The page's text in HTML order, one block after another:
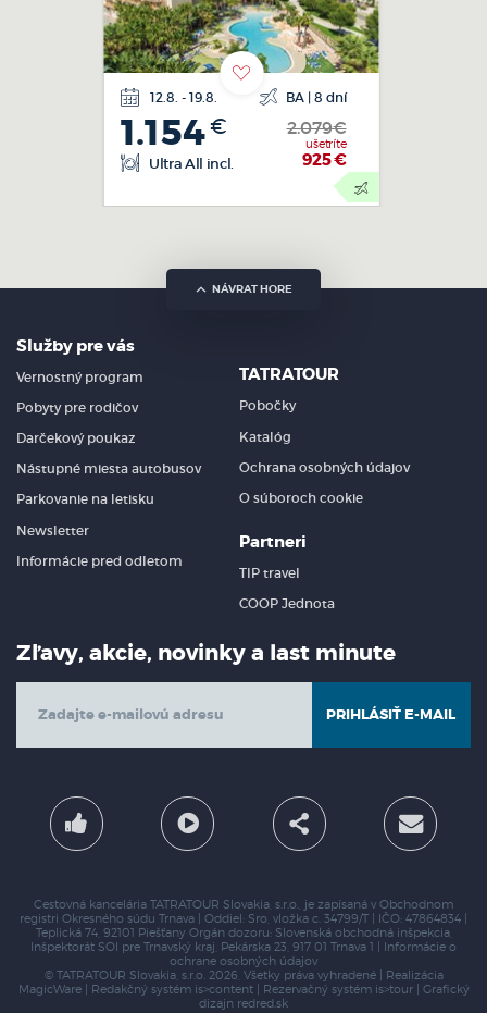
12.8. - 19.8.
1.154€ 2.079€
ušetríte
925€
Ultra All incl.
letecká
doprava
BA | 8 dní
NÁVRAT HORE
Služby pre vás
Vernostný program
Pobyty pre rodičov
Darčekový poukaz
Nástupné miesta autobusov
Parkovanie na letisku
Newsletter
Informácie pred odletom
TATRATOUR
Pobočky
Katalóg
Ochrana osobných údajov
O súboroch cookie
Partneri
TIP travel
COOP Jednota
Zľavy, akcie, novinky a last minute
PRIHLÁSIŤ E-MAIL
Cestovná kancelária TATRATOUR Slovakia, s.r.o., je zapísaná v Obchodnom
registri Okresného súdu Trnava | Oddiel: Sro, vložka c. 34799/T | IČO: 47864834 |
Teplická 74, 92101 Piešťany Orgán dozoru: Slovenská obchodná inšpekcia,
Inšpektorát SOI pre Trnavský kraj,
Pekárska 23, 917 01 Trnava 1 |
Informácie o
ochrane osobných údajov
© TATRATOUR Slovakia, s.r.o. 2026, Všetky práva vyhradené | Realizácia
MagicWare| Redakčný systém is>content| Rezervačný systém is>tour| Grafický
dizajn redred.sk